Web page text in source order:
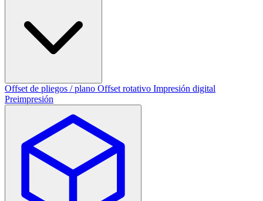
Offset de pliegos / plano Offset rotativo Impresión digital
Preimpresión